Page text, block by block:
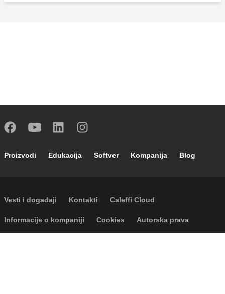
Footer main navigation
Proizvodi Edukacija Softver Kompanija Blog
Footer secondary navigation
Vesti i događaji Kontakti Caleffi Cloud
Footer menu
Informacije o kompaniji Cookies Autorska prava